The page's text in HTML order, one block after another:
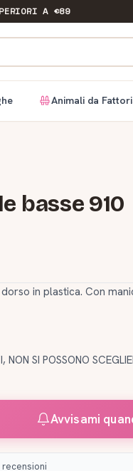
A €89
Animali da
basse 910
in plastica. Con
NON SI POSSONO
Avvisami
recensioni